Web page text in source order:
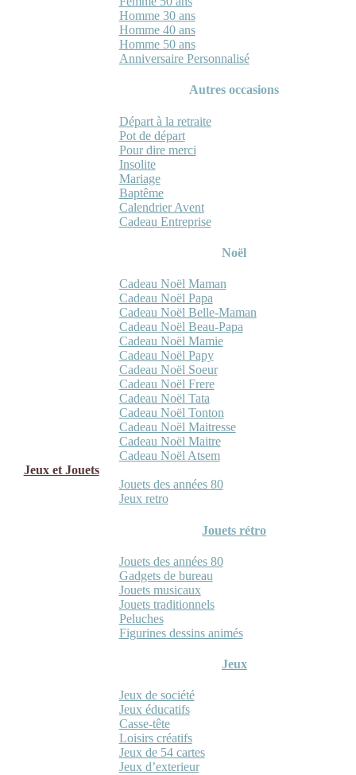
Homme 30 ans
Homme 40 ans
Homme 50 ans
Anniversaire Personnalisé
Autres occasions
Départ à la retraite
Pot de départ
Pour dire merci
Insolite
Mariage
Baptême
Calendrier Avent
Cadeau Entreprise
Noël
Cadeau Noël Maman
Cadeau Noël Papa
Cadeau Noël Belle-Maman
Cadeau Noël Beau-Papa
Cadeau Noël Mamie
Cadeau Noël Papy
Cadeau Noël Soeur
Cadeau Noël Frere
Cadeau Noël Tata
Cadeau Noël Tonton
Cadeau Noël Maitresse
Cadeau Noël Maitre
Cadeau Noël Atsem
Jeux et Jouets
Jouets des années 80
Jeux retro
Jouets rétro
Jouets des années 80
Gadgets de bureau
Jouets musicaux
Jouets traditionnels
Peluches
Figurines dessins animés
Jeux
Jeux de société
Jeux éducatifs
Casse-tête
Loisirs créatifs
Jeux de 54 cartes
Jeux d’exterieur